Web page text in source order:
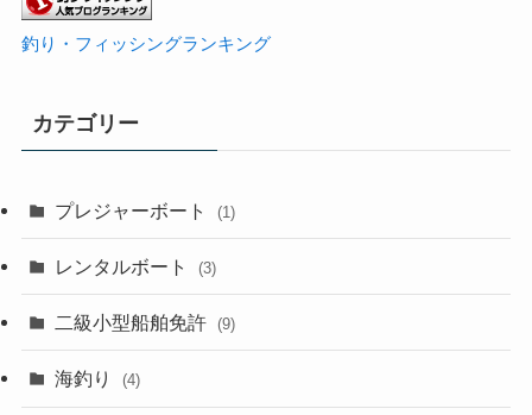
釣り・フィッシングランキング
カテゴリー
プレジャーボート (1)
レンタルボート (3)
二級小型船舶免許 (9)
海釣り (4)